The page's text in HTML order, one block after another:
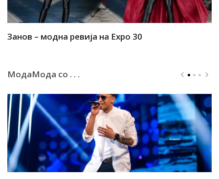
Занов – модна ревија на Expo 30
МодаМода со . . .